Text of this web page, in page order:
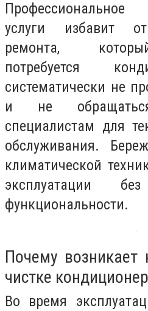
услуги избавит
ремонта,
потребуется
систематически не
и не
специалистам для
обслуживания.
климатической
эксплуатации
функциональности.
Почему возникает
чистке
Во время